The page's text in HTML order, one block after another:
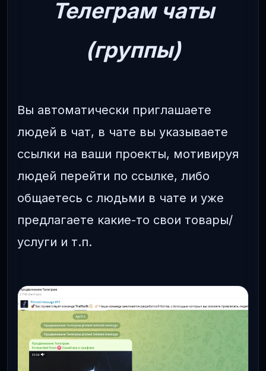
Телеграм чаты
(группы)
Вы автоматически приглашаете
людей в чат, в чате вы указываете
ссылки на ваши проекты, мотивируя
людей перейти по ссылке, либо
общаетесь с людьми в чате и уже
предлагаете какие-то свои товары/
услуги и т.п.